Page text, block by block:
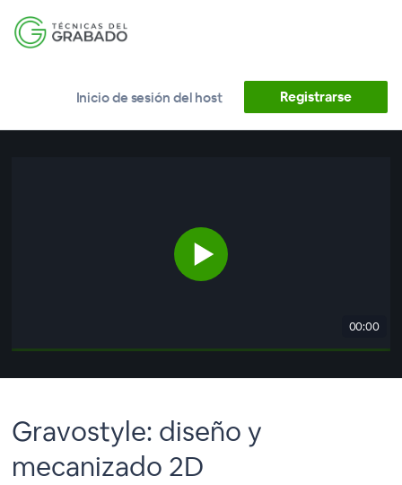
Inicio de sesión del host Registrarse
00:00
Gravostyle: diseño y
mecanizado 2D